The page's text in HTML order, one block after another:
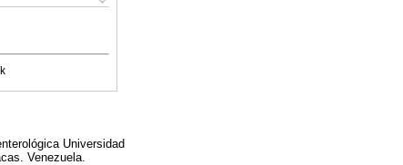
Universidad
Venezuela.